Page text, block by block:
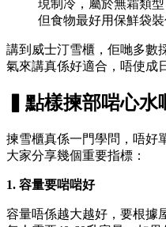
現制冷，屬於無霜類
但食物最好用保鮮袋
講到威士汀雪櫃，佢哋多數
氣來講真係好適合，唔使成
▍點樣揀部啱心水
揀雪櫃真係一門學問，唔好
大家分享幾個重要指標：
1. 容量要啱啱好
容量唔係越大越好，要根據